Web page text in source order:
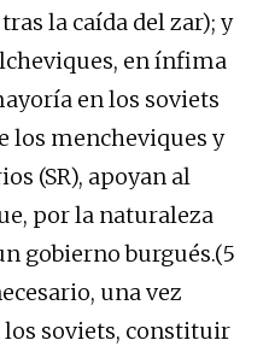
la caída del zar); y
en ínfima
en los soviets
los mencheviques y
(SR), apoyan al
por la naturaleza
gobierno burgués.(5
una vez
soviets, constituir